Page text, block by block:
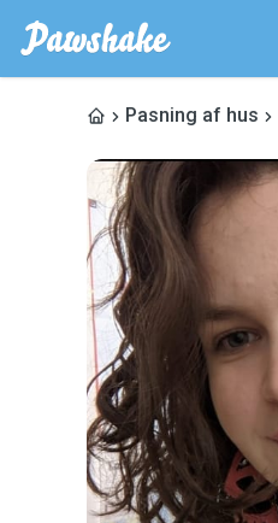
Pasning af hus